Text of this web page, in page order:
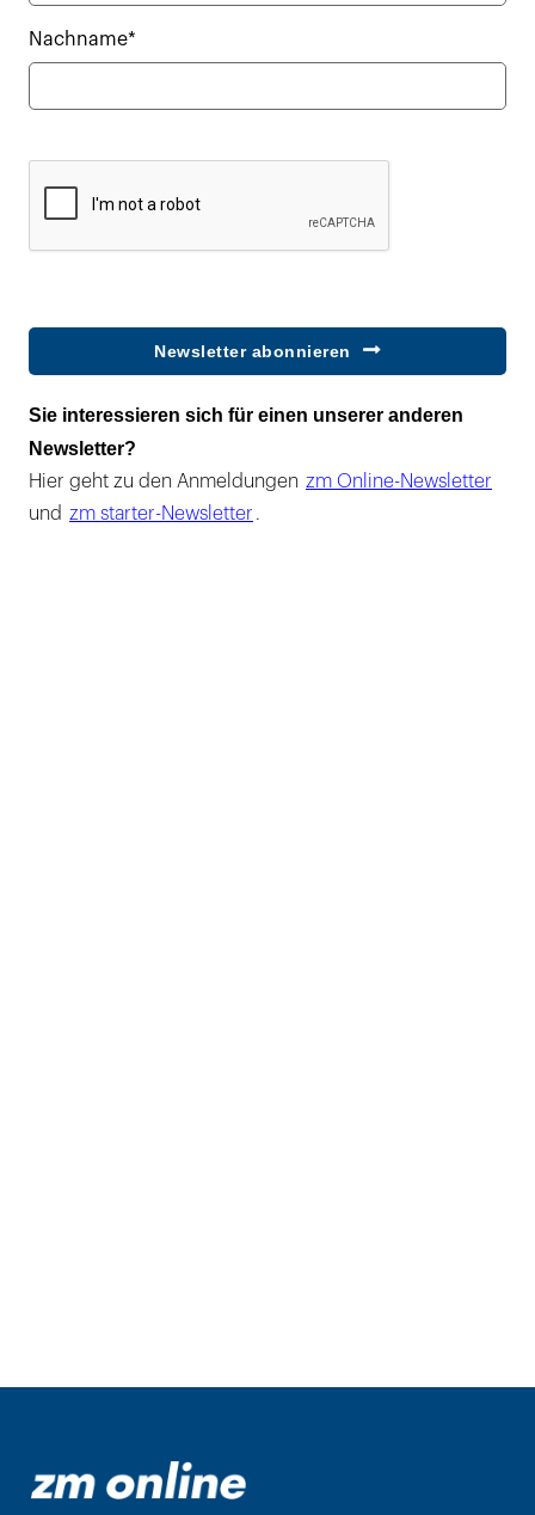
Nachname*
Newsletter abonnieren
Sie interessieren sich für einen unserer anderen
Newsletter?
Hier geht zu den Anmeldungen zm Online-Newsletter
und zm starter-Newsletter .